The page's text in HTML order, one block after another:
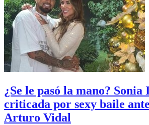
¿Se le pasó la mano? Sonia
criticada por sexy baile
Arturo Vidal